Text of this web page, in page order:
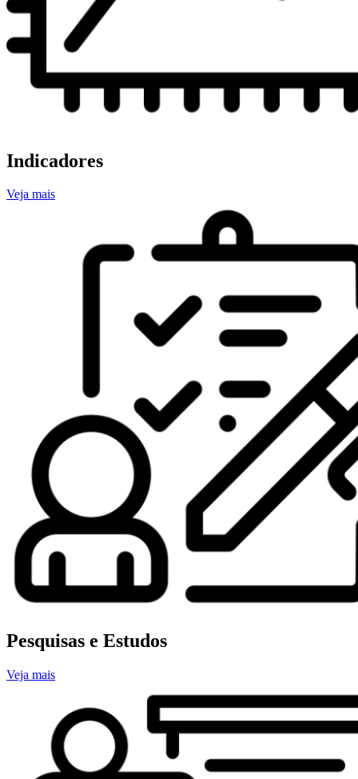
Indicadores
Veja mais
Pesquisas e Estudos
Veja mais